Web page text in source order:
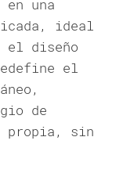
una
ideal
el diseño
el
de
propia, sin